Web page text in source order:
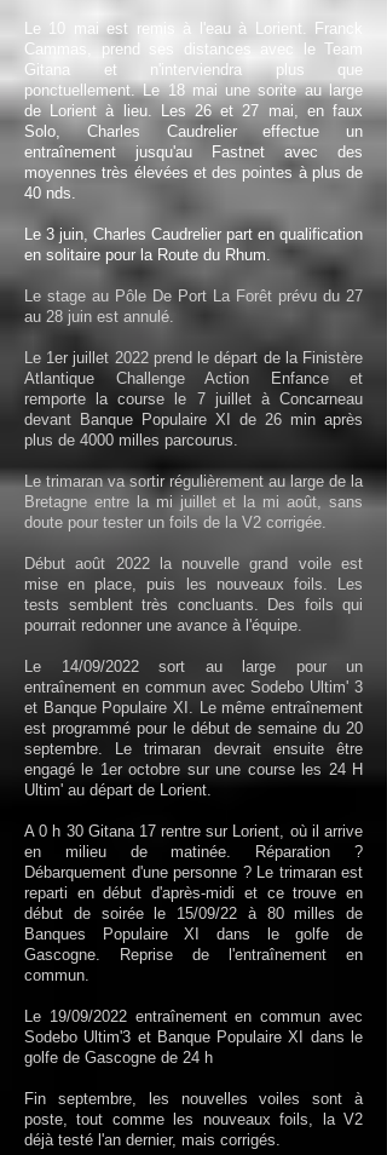
Le 10 mai est remis à l'eau à Lorient. Franck
Cammas, prend ses distances avec le Team
Gitana et n'interviendra plus que
ponctuellement. Le 18 mai une sorite au large
de Lorient à lieu. Les 26 et 27 mai, en faux
Solo, Charles Caudrelier effectue un
entraînement jusqu'au Fastnet avec des
moyennes très élevées et des pointes à plus de
40 nds.
Le 3 juin, Charles Caudrelier part en qualification
en solitaire pour la Route du Rhum.
Le stage au Pôle De Port La Forêt prévu du 27
au 28 juin est annulé.
Le 1er juillet 2022 prend le départ de la Finistère
Atlantique Challenge Action Enfance et
remporte la course le 7 juillet à Concarneau
devant Banque Populaire XI de 26 min après
plus de 4000 milles parcourus.
Le trimaran va sortir régulièrement au large de la
Bretagne entre la mi juillet et la mi août, sans
doute pour tester un foils de la V2 corrigée.
Début août 2022 la nouvelle grand voile est
mise en place, puis les nouveaux foils. Les
tests semblent très concluants. Des foils qui
pourrait redonner une avance à l'équipe.
Le 14/09/2022 sort au large pour un
entraînement en commun avec Sodebo Ultim' 3
et Banque Populaire XI. Le même entraînement
est programmé pour le début de semaine du 20
septembre. Le trimaran devrait ensuite être
engagé le 1er octobre sur une course les 24 H
Ultim' au départ de Lorient.
A 0 h 30 Gitana 17 rentre sur Lorient, où il arrive
en milieu de matinée. Réparation ?
Débarquement d'une personne ? Le trimaran est
reparti en début d'après-midi et ce trouve en
début de soirée le 15/09/22 à 80 milles de
Banques Populaire XI dans le golfe de
Gascogne. Reprise de l'entraînement en
commun.
Le 19/09/2022 entraînement en commun avec
Sodebo Ultim'3 et Banque Populaire XI dans le
golfe de Gascogne de 24 h
Fin septembre, les nouvelles voiles sont à
poste, tout comme les nouveaux foils, la V2
déjà testé l'an dernier, mais corrigés.